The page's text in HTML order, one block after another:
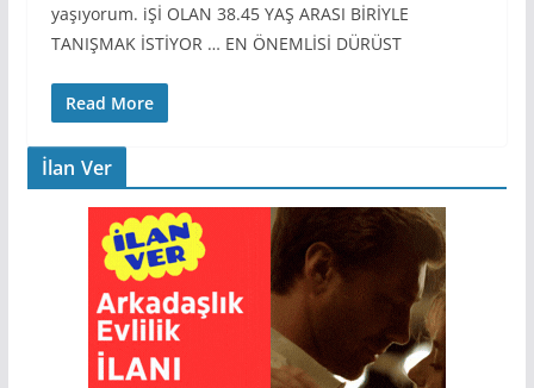
yaşıyorum. iŞİ OLAN 38.45 YAŞ ARASI BİRİYLE
TANIŞMAK İSTİYOR … EN ÖNEMLİSİ DÜRÜST
Read More
İlan Ver